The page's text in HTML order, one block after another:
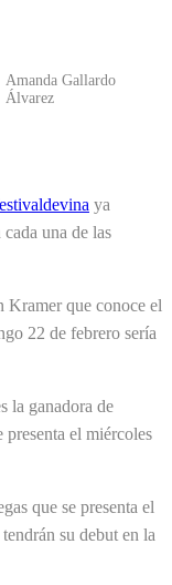
Amanda Gallardo
Álvarez
ya
una de las
Kramer que conoce el
22 de febrero sería
la ganadora de
presenta el miércoles
que se presenta el
su debut en la